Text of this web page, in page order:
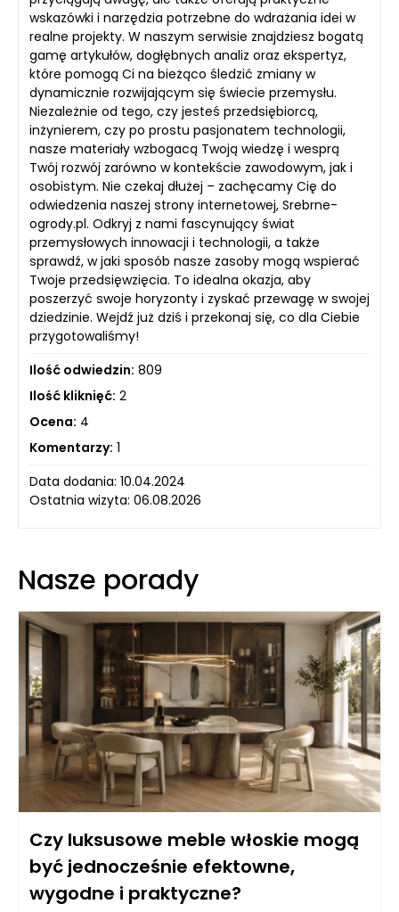
wskazówki i narzędzia potrzebne do wdrażania idei w
realne projekty. W naszym serwisie znajdziesz bogatą
gamę artykułów, dogłębnych analiz oraz ekspertyz,
które pomogą Ci na bieżąco śledzić zmiany w
dynamicznie rozwijającym się świecie przemysłu.
Niezależnie od tego, czy jesteś przedsiębiorcą,
inżynierem, czy po prostu pasjonatem technologii,
nasze materiały wzbogacą Twoją wiedzę i wesprą
Twój rozwój zarówno w kontekście zawodowym, jak i
osobistym. Nie czekaj dłużej – zachęcamy Cię do
odwiedzenia naszej strony internetowej, Srebrne-
ogrody.pl. Odkryj z nami fascynujący świat
przemysłowych innowacji i technologii, a także
sprawdź, w jaki sposób nasze zasoby mogą wspierać
Twoje przedsięwzięcia. To idealna okazja, aby
poszerzyć swoje horyzonty i zyskać przewagę w swojej
dziedzinie. Wejdź już dziś i przekonaj się, co dla Ciebie
przygotowaliśmy!
Ilość odwiedzin: 809
Ilość kliknięć: 2
Ocena: 4
Komentarzy: 1
Data dodania: 10.04.2024
Ostatnia wizyta: 06.08.2026
Nasze porady
Czy luksusowe meble włoskie mogą
być jednocześnie efektowne,
wygodne i praktyczne?